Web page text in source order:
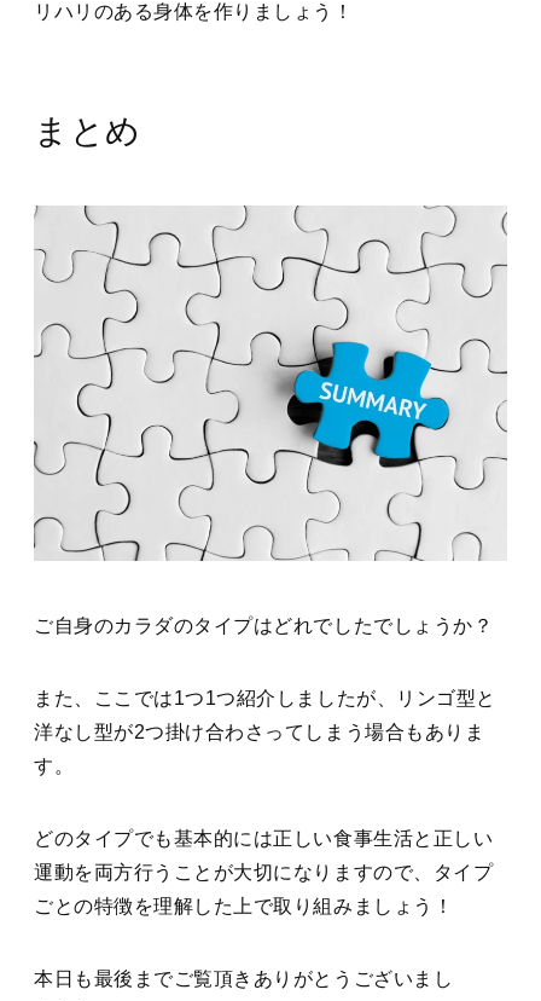
リハリのある身体を作りましょう！
まとめ
ご自身のカラダのタイプはどれでしたでしょうか？
また、ここでは1つ1つ紹介しましたが、リンゴ型と
洋なし型が2つ掛け合わさってしまう場合もありま
す。
どのタイプでも基本的には正しい食事生活と正しい
運動を両方行うことが大切になりますので、タイプ
ごとの特徴を理解した上で取り組みましょう！
本日も最後までご覧頂きありがとうございまし